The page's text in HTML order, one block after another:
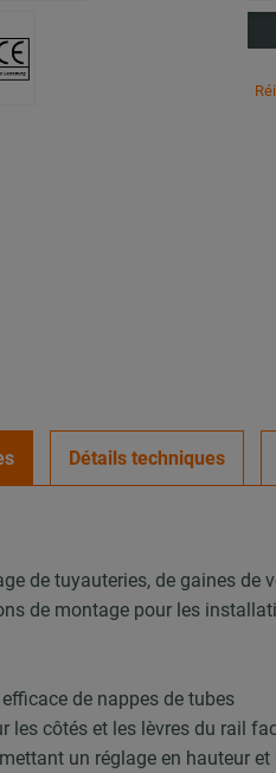
Détails techniques
de tuyauteries, de gaines
de montage pour les
de nappes de tubes
les côtés et les lèvres du rail
un réglage en hauteur et